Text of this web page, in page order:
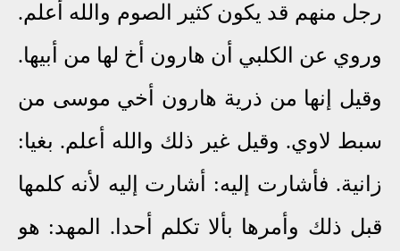
رجل منهم قد يكون كثير الصوم والله أعلم.
وروي عن الكلبي أن هارون أخ لها من أبيها.
وقيل إنها من ذرية هارون أخي موسى من
سبط لاوي. وقيل غير ذلك والله أعلم. بغيا:
زانية. فأشارت إليه: أشارت إليه لأنه كلمها
قبل ذلك وأمرها بألا تكلم أحدا. المهد: هو